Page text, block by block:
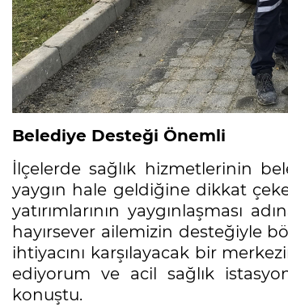
Belediye Desteği Önemli
İlçelerde sağlık hizmetlerinin
yaygın hale geldiğine dikkat
yatırımlarının yaygınlaşması
hayırsever ailemizin desteğiyle
ihtiyacını karşılayacak bir
ediyorum ve acil sağlık
konuştu.